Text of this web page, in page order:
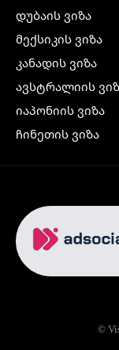
დუბაის ვიზა
მექსიკის ვიზა
კანადის ვიზა
ავსტრალიის
იაპონიის ვიზა
ჩინეთის ვიზა
ჩრდილოეთ
რუსეთის ვიზა
ავიაბილეთები
თბილისი ბაქო
©